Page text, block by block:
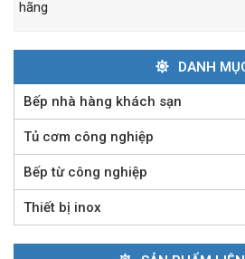
DANH
Bếp nhà hàng khách sạn
Tủ cơm công nghiệp
Bếp từ công nghiệp
Thiết bị inox
Lò nướng
Liên hệ
Bếp nướng than